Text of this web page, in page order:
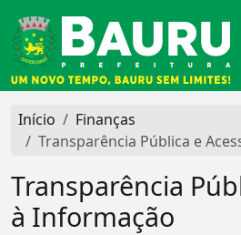
Início
Finanças
Transparência Pública e
Transparência
à Informação